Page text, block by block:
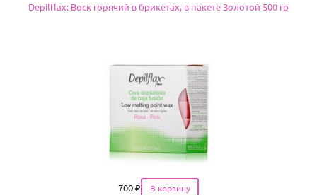
Depilflax: Воск горячий в брикетах, в пакете Золотой 500 гр
Цена
700 ₽